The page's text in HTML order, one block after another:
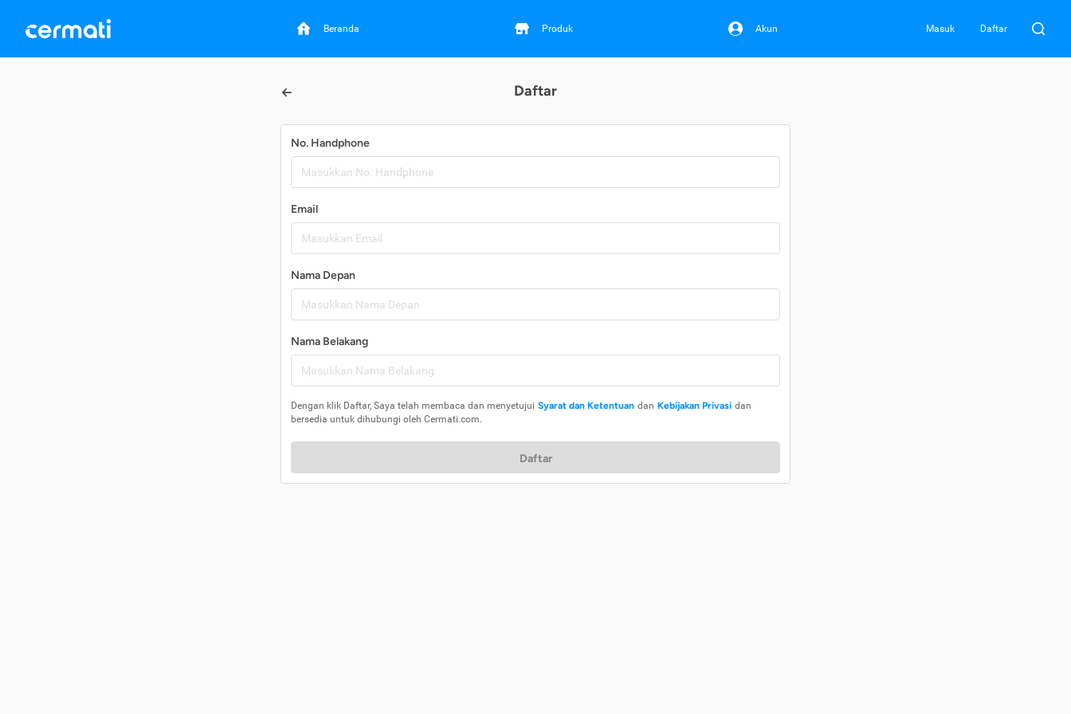
Beranda Produk Akun Masuk Daftar
Daftar
No. Handphone
Email
Nama Depan
Nama Belakang
Dengan klik Daftar, Saya telah membaca dan menyetujui Syarat dan Ketentuan dan Kebijakan Privasi dan
bersedia untuk dihubungi oleh Cermati.com.
Daftar